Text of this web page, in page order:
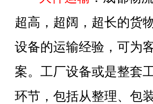
超高，超阔，超长的货
设备的运输经验，可为
案。工厂设备或是整套
环节，包括从整理、包